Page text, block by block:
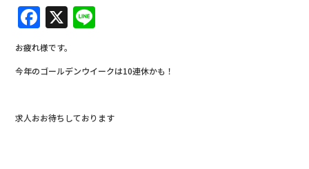
F
a
c
e
b
o
X
e
お疲れ様です。
今年のゴールデンウイークは10連休かも！
求人おお待ちしております